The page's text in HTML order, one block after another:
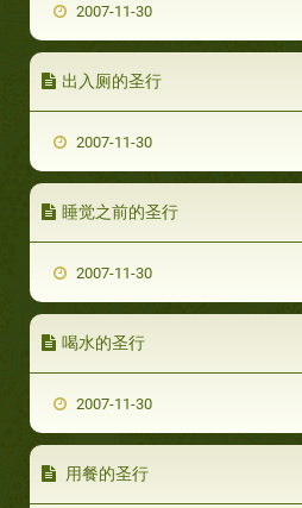
2007-11-30
出入厕的圣行
2007-11-30
睡觉之前的圣行
2007-11-30
喝水的圣行
2007-11-30
用餐的圣行